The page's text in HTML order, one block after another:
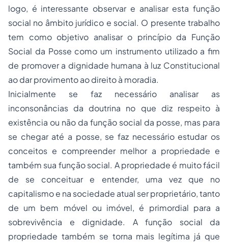
logo, é interessante observar e analisar esta função
social no âmbito jurídico e social. O presente trabalho
tem como objetivo analisar o princípio da Função
Social da Posse como um instrumento utilizado a fim
de promover a dignidade humana à luz Constitucional
ao dar provimento ao direito à moradia.
Inicialmente se faz necessário analisar as
inconsonâncias da doutrina no que diz respeito à
existência ou não da função social da posse, mas para
se chegar até a posse, se faz necessário estudar os
conceitos e compreender melhor a propriedade e
também sua função social. A propriedade é muito fácil
de se conceituar e entender, uma vez que no
capitalismo e na sociedade atual ser proprietário, tanto
de um bem móvel ou imóvel, é primordial para a
sobrevivência e dignidade. A função social da
propriedade também se torna mais legítima já que